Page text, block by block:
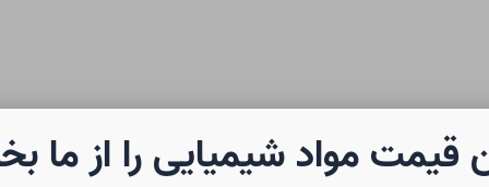
شیمی صفحه نخست
قیمت مواد شیمیایی را از ما